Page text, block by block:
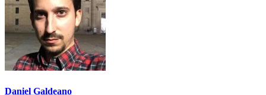
Daniel Galdeano